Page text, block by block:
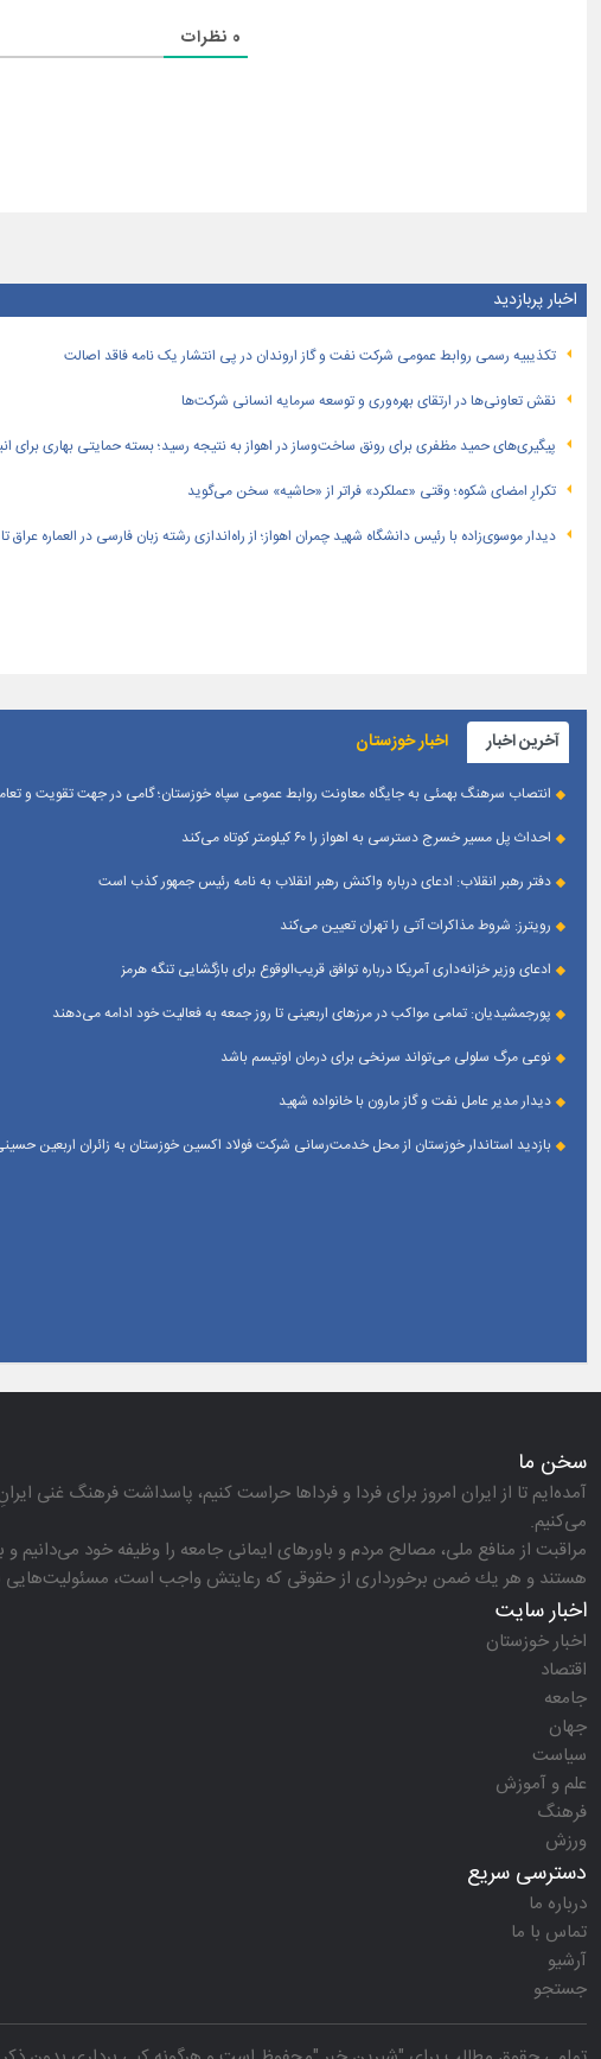
0 نظرات
اخبار پربازدید
تكذیبیه رسمی روابط عمومی شركت نفت و گاز اروندان در پی انتشار یک نامه فاقد اصالت
نقش تعاونی‌ها در ارتقای بهره‌وری و توسعه سرمایه انسانی شرکت‌ها
پیگیری‌های حمید مظفری برای رونق ساخت‌وساز در اهواز به نتیجه رسید؛ بسته حمایتی بهاری برای
تکرارِ امضای شکوه؛ وقتی «عملکرد» فراتر از «حاشیه» سخن می‌گوید
دیدار موسوی‌زاده با رئیس دانشگاه شهید چمران اهواز؛ از راه‌اندازی رشته زبان فارسی در العماره
آخرین اخبار اخبار خوزستان
انتصاب سرهنگ بهمئی به جایگاه معاونت روابط عمومی سپاه خوزستان؛ گامی در جهت تقویت و
احداث پل مسیر خسرج دسترسی به اهواز را ۶۰ کیلومتر کوتاه می‌کند
دفتر رهبر انقلاب: ادعای درباره واکنش رهبر انقلاب به نامه رئیس جمهور کذب است
رویترز: شروط مذاکرات آتی را تهران تعیین می‌کند
ادعای وزیر خزانه‌داری آمریکا درباره توافق قریب‌الوقوع برای بازگشایی تنگه هرمز
پورجمشیدیان: تمامی مواکب در مرزهای اربعینی تا روز جمعه به فعالیت خود ادامه می‌دهند
نوعی مرگ سلولی می‌تواند سرنخی برای درمان اوتیسم باشد
دیدار مدیر عامل نفت و گاز مارون با خانواده شهید
بازدید استاندار خوزستان از محل خدمت‌رسانی شرکت فولاد اکسین خوزستان به زائران اربعین
سخن ما
آمده‌ایم تا از ایران امروز برای فردا و فرداها حراست كنیم، پاسداشت فرهنگ غنی
می‌كنیم.
مراقبت از منافع ملی، مصالح مردم و باورهای ایمانی جامعه را وظیفه خود می‌دانیم
هستند و هر یك ضمن برخورداری از حقوقی كه رعایتش واجب است، مسئولیت‌هایی
اخبار سایت
اخبار خوزستان
اقتصاد
جامعه
جهان
سیاست
علم و آموزش
فرهنگ
ورزش
دسترسی سریع
درباره ما
تماس با ما
آرشیو
جستجو